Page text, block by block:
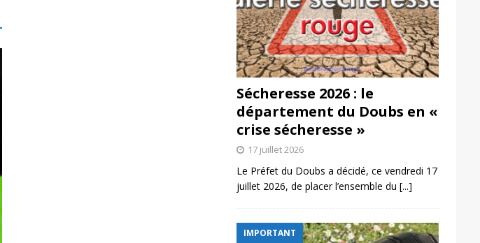
Sécheresse 2026 : le
département du Doubs en «
crise sécheresse »
17 juillet 2026
Le Préfet du Doubs a décidé, ce vendredi 17
juillet 2026, de placer l’ensemble du [...]
IMPORTANT